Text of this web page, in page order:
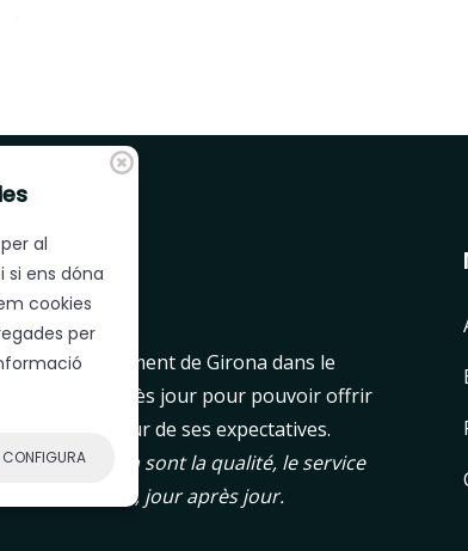
au département de Girona dans le
jour après jour pour pouvoir offrir
à l’hauteur de ses expectatives.
Mera sont la qualité, le service
jour après jour.
al
ens dóna
cookies
per
CONFIGURA